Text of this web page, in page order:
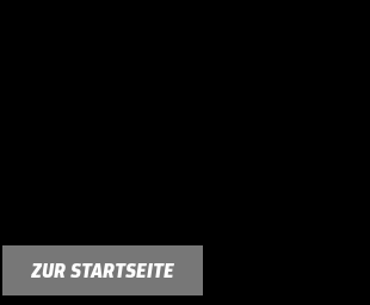
ZUR STARTSEITE